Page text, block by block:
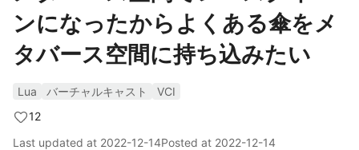
ンになったからよくある傘をメ
タバース空間に持ち込みたい
Lua バーチャルキャスト
VCI
12
Last updated at 2022-12-14Posted at 2022-12-14